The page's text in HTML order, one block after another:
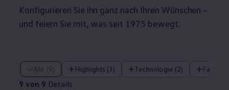
Konfigurieren Sie ihn ganz nach Ihren Wünschen –
und feiern Sie mit, was seit 1975 bewegt.
Alle (9) Highlights (3) Technologie (2)
9 von 9 Details
9 von 9 Details